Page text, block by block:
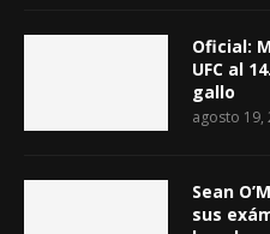
Oficial:
UFC al
gallo
agosto 19,
Sean
sus